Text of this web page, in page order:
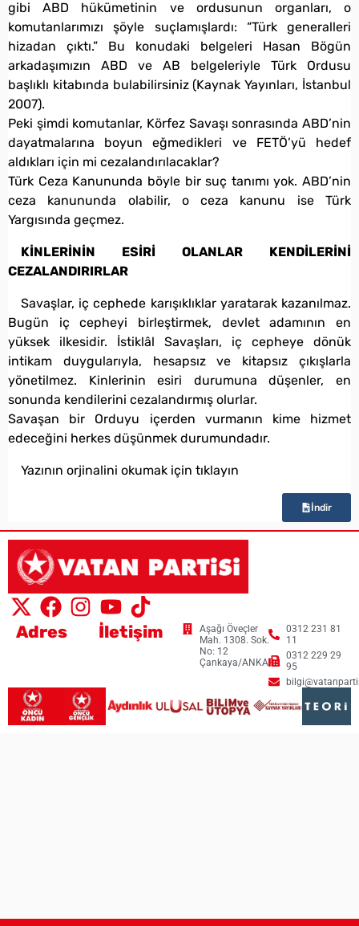
gibi ABD hükümetinin ve ordusunun organları, o
komutanlarımızı şöyle suçlamışlardı: “Türk generalleri
hizadan çıktı.” Bu konudaki belgeleri Hasan Bögün
arkadaşımızın ABD ve AB belgeleriyle Türk Ordusu
başlıklı kitabında bulabilirsiniz (Kaynak Yayınları, İstanbul
2007).
Peki şimdi komutanlar, Körfez Savaşı sonrasında ABD’nin
dayatmalarına boyun eğmedikleri ve FETÖ’yü hedef
aldıkları için mi cezalandırılacaklar?
Türk Ceza Kanununda böyle bir suç tanımı yok. ABD’nin
ceza kanununda olabilir, o ceza kanunu ise Türk
Yargısında geçmez.
KİNLERİNİN ESİRİ OLANLAR KENDİLERİNİ
CEZALANDIRIRLAR
Savaşlar, iç cephede karışıklıklar yaratarak kazanılmaz.
Bugün iç cepheyi birleştirmek, devlet adamının en
yüksek ilkesidir. İstiklâl Savaşları, iç cepheye dönük
intikam duygularıyla, hesapsız ve kitapsız çıkışlarla
yönetilmez. Kinlerinin esiri durumuna düşenler, en
sonunda kendilerini cezalandırmış olurlar.
Savaşan bir Orduyu içerden vurmanın kime hizmet
edeceğini herkes düşünmek durumundadır.
Yazının orjinalini okumak için tıklayın
İndir
Adres
Aşağı Öveçler
Mah. 1308. Sok.
No: 12
Çankaya/ANKARA
İletişim
0312 231 81
11
0312 229 29
95